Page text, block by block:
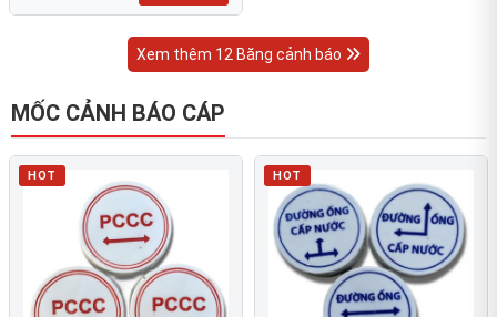
Xem thêm 12 Băng cảnh báo
MỐC CẢNH BÁO CÁP
HOT HOT